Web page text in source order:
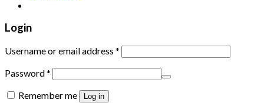
Login
Username or email address *
Password*
Remember me
Log in